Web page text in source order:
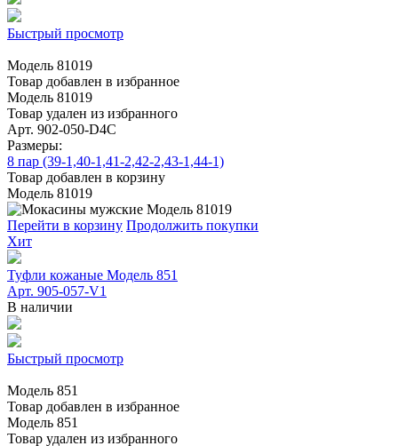
Быстрый просмотр
Модель 81019
Товар добавлен в избранное
Модель 81019
Товар удален из избранного
Арт. 902-050-D4С
Размеры:
8 пар (39-1,40-1,41-2,42-2,43-1,44-1)
Товар добавлен в корзину
Модель 81019
Перейти в корзину Продолжить покупки
Хит
Туфли кожаные Модель 851
Арт. 905-057-V1
В наличии
Быстрый просмотр
Модель 851
Товар добавлен в избранное
Модель 851
Товар удален из избранного